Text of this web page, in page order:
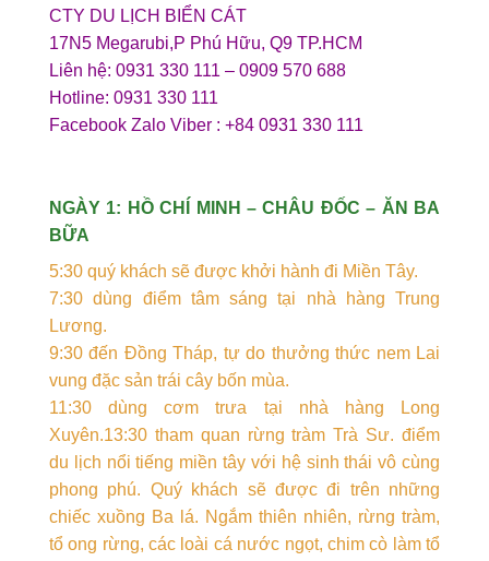
CTY DU LỊCH BIỂN CÁT
17N5 Megarubi,P Phú Hữu, Q9 TP.HCM
Liên hệ: 0931 330 111 – 0909 570 688
Hotline: 0931 330 111
Facebook Zalo Viber : +84 0931 330 111
NGÀY 1: HỒ CHÍ MINH – CHÂU ĐỐC – ĂN BA
BỮA
5:30 quý khách sẽ được khởi hành đi Miền Tây.
7:30 dùng điểm tâm sáng tại nhà hàng Trung
Lương.
9:30 đến Đồng Tháp, tự do thưởng thức nem Lai
vung đặc sản trái cây bốn mùa.
11:30 dùng cơm trưa tại nhà hàng Long
Xuyên.13:30 tham quan rừng tràm Trà Sư. điểm
du lịch nổi tiếng miền tây với hệ sinh thái vô cùng
phong phú. Quý khách sẽ được đi trên những
chiếc xuồng Ba lá. Ngắm thiên nhiên, rừng tràm,
tổ ong rừng, các loài cá nước ngọt, chim cò làm tổ